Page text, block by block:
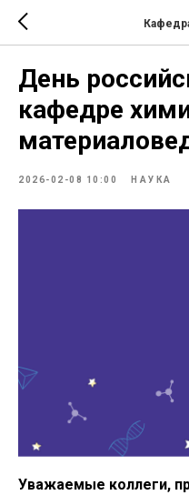
День
кафедре
2026-02-08 10:00 НАУКА
Уважаемые коллеги,